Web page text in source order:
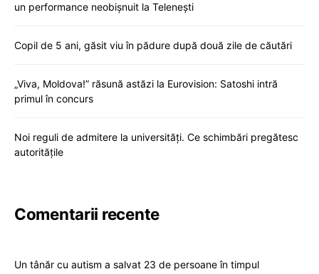
un performance neobișnuit la Telenești
Copil de 5 ani, găsit viu în pădure după două zile de căutări
„Viva, Moldova!” răsună astăzi la Eurovision: Satoshi intră
primul în concurs
Noi reguli de admitere la universități. Ce schimbări pregătesc
autoritățile
Comentarii recente
Un tânăr cu autism a salvat 23 de persoane în timpul